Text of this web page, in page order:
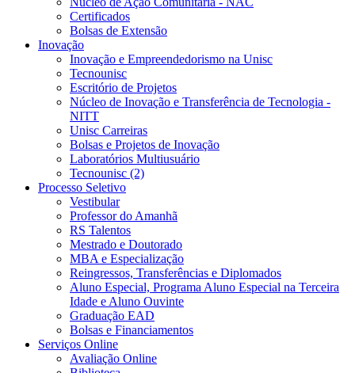
Certificados
Bolsas de Extensão
Inovação
Inovação e Empreendedorismo na Unisc
Tecnounisc
Escritório de Projetos
Núcleo de Inovação e Transferência de Tecnologia -
NITT
Unisc Carreiras
Bolsas e Projetos de Inovação
Laboratórios Multiusuário
Tecnounisc (2)
Processo Seletivo
Vestibular
Professor do Amanhã
RS Talentos
Mestrado e Doutorado
MBA e Especialização
Reingressos, Transferências e Diplomados
Aluno Especial, Programa Aluno Especial na Terceira
Idade e Aluno Ouvinte
Graduação EAD
Bolsas e Financiamentos
Serviços Online
Avaliação Online